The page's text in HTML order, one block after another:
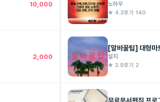
10,000
2,000
노하우
★ 4.3후기 140
[알바꿀팁] 대형마
설치
★ 3.9후기 2